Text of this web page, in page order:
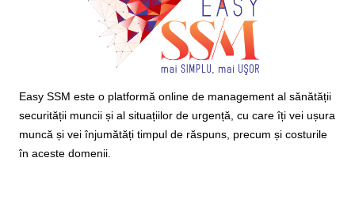
Easy SSM este o platformă online de management al sănătății
securității muncii și al situațiilor de urgență, cu care îți vei ușura
muncă și vei înjumătăți timpul de răspuns, precum și costurile
în aceste domenii.